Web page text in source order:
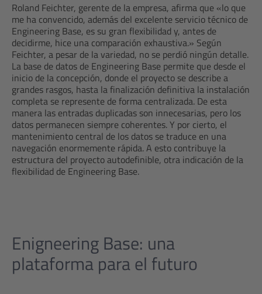
Roland Feichter, gerente de la empresa, afirma que «lo que
me ha convencido, además del excelente servicio técnico de
Engineering Base, es su gran flexibilidad y, antes de
decidirme, hice una comparación exhaustiva.» Según
Feichter, a pesar de la variedad, no se perdió ningún detalle.
La base de datos de Engineering Base permite que desde el
inicio de la concepción, donde el proyecto se describe a
grandes rasgos, hasta la finalización definitiva la instalación
completa se represente de forma centralizada. De esta
manera las entradas duplicadas son innecesarias, pero los
datos permanecen siempre coherentes. Y por cierto, el
mantenimiento central de los datos se traduce en una
navegación enormemente rápida. A esto contribuye la
estructura del proyecto autodefinible, otra indicación de la
flexibilidad de Engineering Base.
Enigneering Base: una
plataforma para el futuro